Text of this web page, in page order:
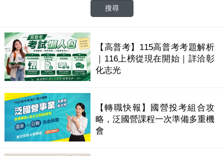
【高普考】115高普考考題解析
｜116上榜從現在開始｜詳洽彰
化志光
【轉職快報】國營投考組合攻
略，泛國營課程一次準備多重機
會